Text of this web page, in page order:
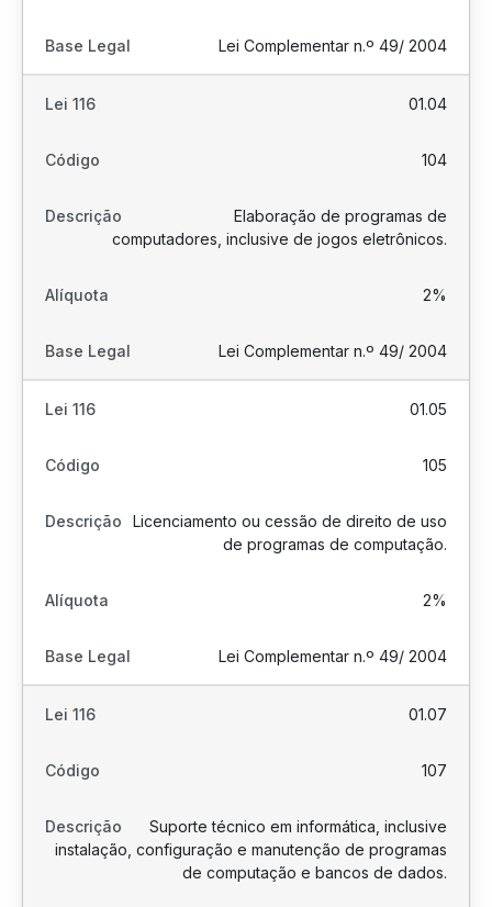
Lei Complementar n.º 49/ 2004
01.04
104
Elaboração de programas de
computadores, inclusive de jogos eletrônicos.
2%
Lei Complementar n.º 49/ 2004
01.05
105
Licenciamento ou cessão de direito de uso
de programas de computação.
2%
Lei Complementar n.º 49/ 2004
01.07
107
Suporte técnico em informática, inclusive
instalação, configuração e manutenção de programas
de computação e bancos de dados.